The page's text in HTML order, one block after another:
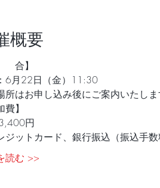
概要
　合】
6月22日（金）11:30
所はお申し込み後にご案内いたしま
費】
円
ットカード、銀行振込（振込手数
読む >>